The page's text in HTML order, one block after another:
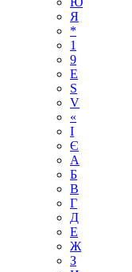
Я
*
1
9
E
S
V
«
І
Є
А
Б
В
Г
Д
Е
Ж
З